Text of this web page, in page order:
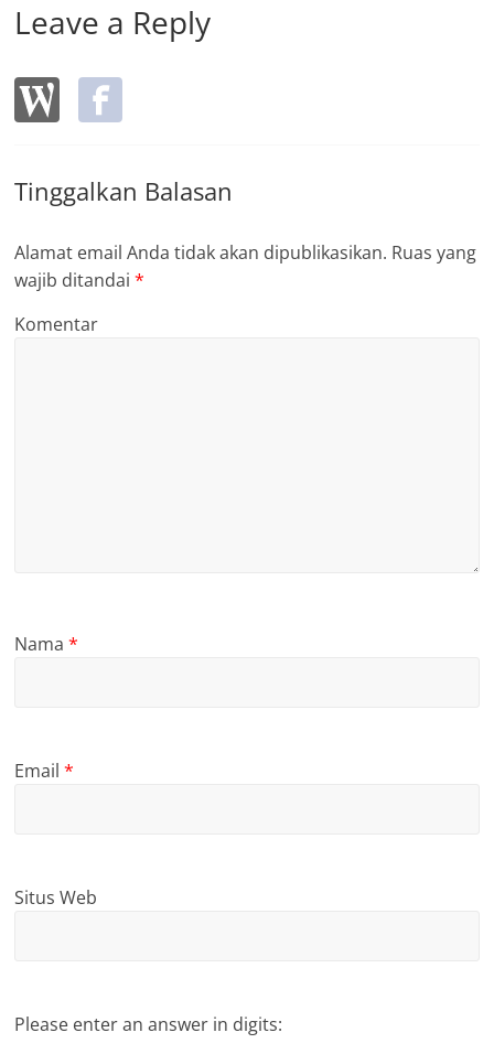
Leave a Reply
Tinggalkan Balasan
Alamat email Anda tidak akan dipublikasikan. Ruas yang
wajib ditandai*
Komentar
Nama*
Email*
Situs Web
Please enter an answer in digits: